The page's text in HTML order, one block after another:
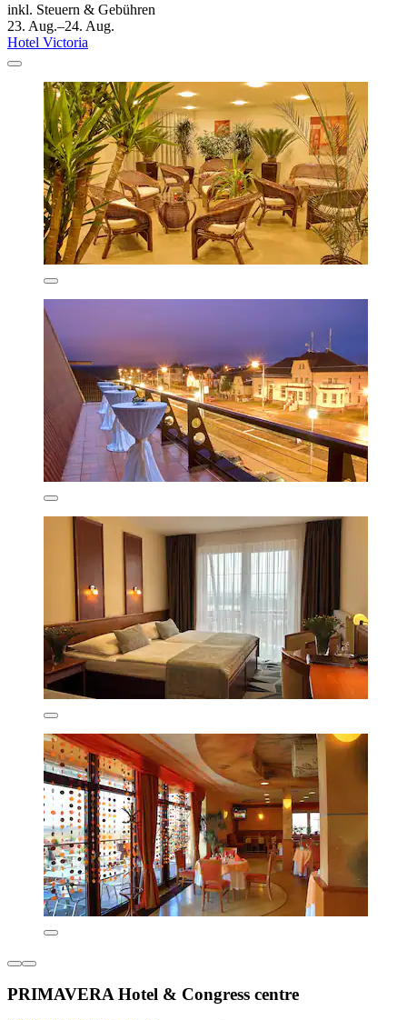
inkl. Steuern & Gebühren
23. Aug.–24. Aug.
Hotel Victoria
PRIMAVERA Hotel & Congress centre